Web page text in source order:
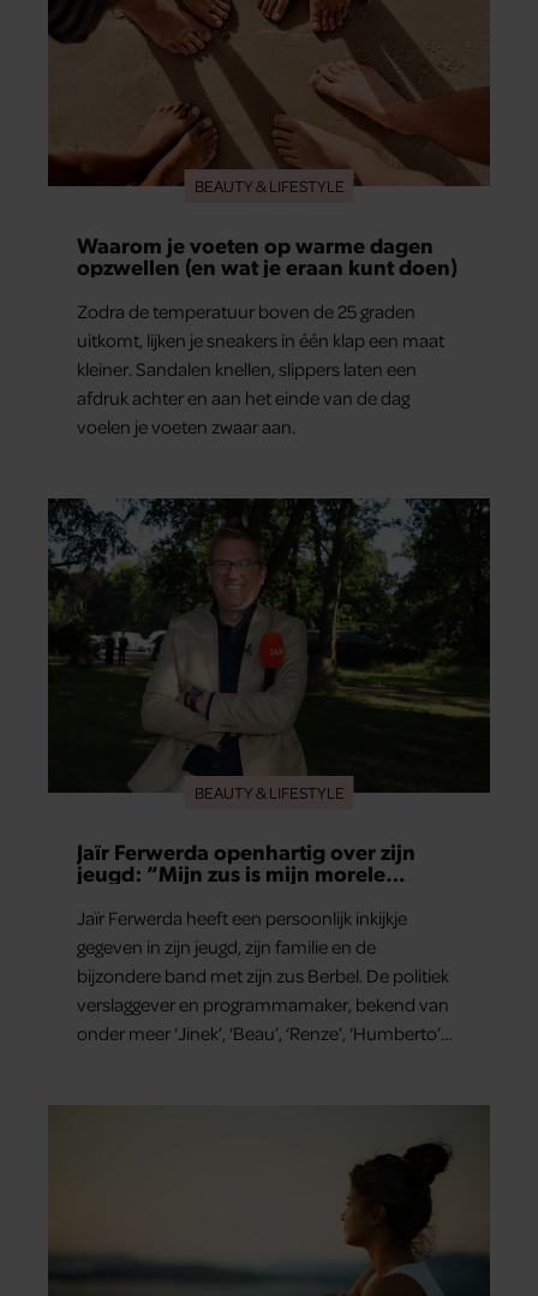
BEAUTY & LIFESTYLE
Waarom je voeten op warme dagen
opzwellen (en wat je eraan kunt doen)
Zodra de temperatuur boven de 25 graden
uitkomt, lijken je sneakers in één klap een maat
kleiner. Sandalen knellen, slippers laten een
afdruk achter en aan het einde van de dag
voelen je voeten zwaar aan.
BEAUTY & LIFESTYLE
Jaïr Ferwerda openhartig over zijn
jeugd: “Mijn zus is mijn morele
Jaïr Ferwerda heeft een persoonlijk inkijkje
gegeven in zijn jeugd, zijn familie en de
bijzondere band met zijn zus Berbel. De politiek
verslaggever en programmamaker, bekend van
onder meer ‘Jinek’, ‘Beau’, ‘Renze’, ‘Humberto’